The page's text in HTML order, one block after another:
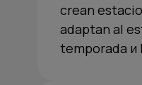
crean
adaptan al
temporada и